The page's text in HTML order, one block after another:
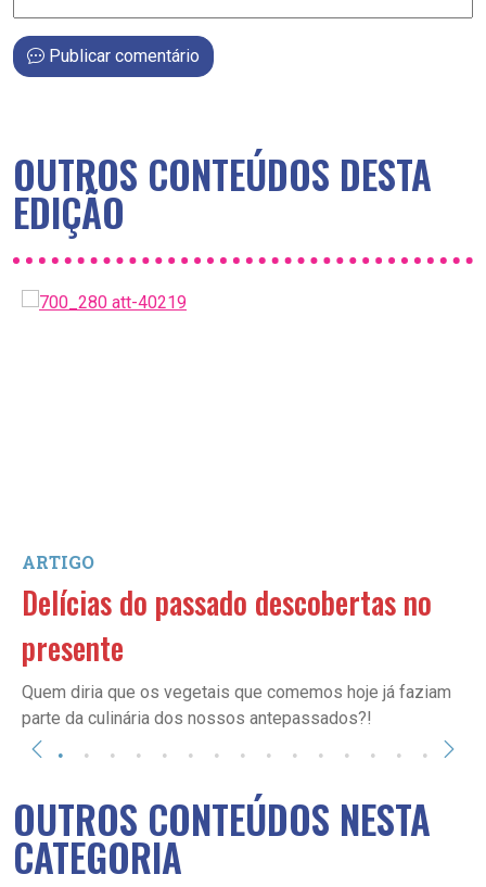
Publicar comentário
OUTROS CONTEÚDOS DESTA
EDIÇÃO
ARTIGO
Delícias do passado descobertas no
presente
Quem diria que os vegetais que comemos hoje já faziam
parte da culinária dos nossos antepassados?!
OUTROS CONTEÚDOS NESTA
CATEGORIA